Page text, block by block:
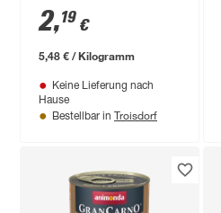
Protein Rind 400 g
2,19 €
5,48 € / Kilogramm
Keine Lieferung nach
Hause
Bestellbar in Troisdorf